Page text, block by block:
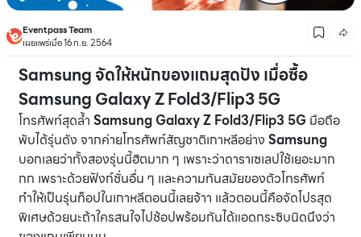
Eventpass Team
เผยแพร่เมื่อ 16 ก.ย. 2564
Samsung จัดให้หนักของแถมสุดปัง เมื่อซื้อ
Samsung Galaxy Z Fold3/Flip3 5G
โทรศัพท์สุดล้ำ Samsung Galaxy Z Fold3/Flip3 5G มือถือ
พับได้รุ่นดัง จากค่ายโทรศัพท์สัญชาติเกาหลีอย่าง Samsung
บอกเลยว่าทั้งสองรุ่นนี้ฮิตมาก ๆ เพราะว่าดาราเซเลปใช้เยอะมาก
กก เพราะด้วยฟังก์ชั่นอื่น ๆ และความทันสมัยของตัวโทรศัพท์
ทำให้เป็นรุ่นท็อปในเกาหลีตอนนี้เลยจ้าา แล้วตอนนี้คือจัดโปรสุด
พิเศษด้วยนะถ้าใครสนใจไปช้อปพร้อมกันได้แอดกระซิบนิดนึงว่า